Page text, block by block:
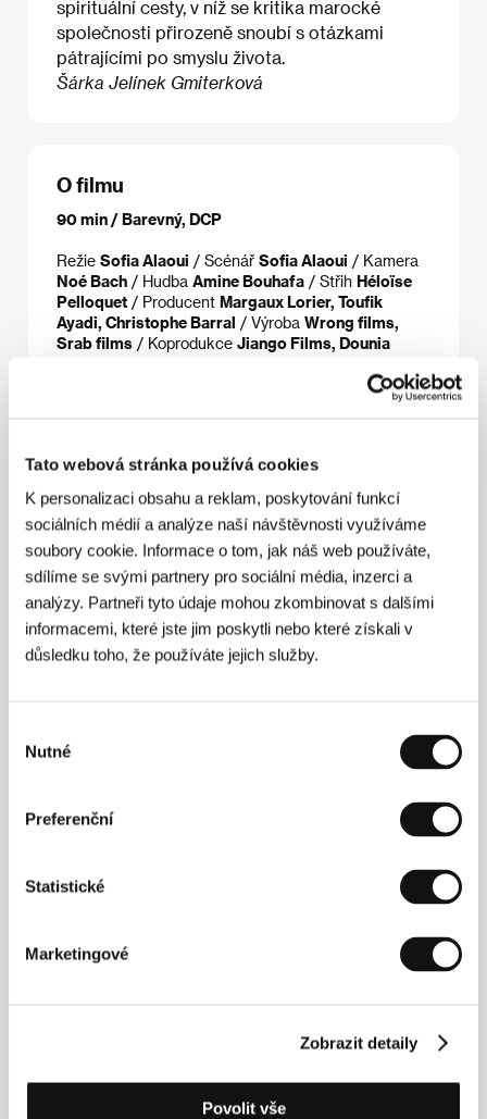
Tato webová stránka používá cookies
K personalizaci obsahu a reklam, poskytování funkcí
sociálních médií a analýze naší návštěvnosti využíváme
soubory cookie. Informace o tom, jak náš web používáte,
sdílíme se svými partnery pro sociální média, inzerci a
analýzy. Partneři tyto údaje mohou zkombinovat s dalšími
informacemi, které jste jim poskytli nebo které získali v
důsledku toho, že používáte jejich služby.
souhlasu
Nutné
Preferenční
Statistické
Marketingové
Zobrazit detaily
Povolit vše
spirituální cesty, v níž se kritika marocké
společnosti přirozeně snoubí s otázkami
pátrajícími po smyslu života.
Šárka Jelínek Gmiterková
O filmu
90 min / Barevný, DCP
Režie Sofia Alaoui / Scénář Sofia Alaoui / Kamera
Noé Bach / Hudba Amine Bouhafa / Střih Héloïse
Pelloquet / Producent Margaux Lorier, Toufik
Ayadi, Christophe Barral / Výroba Wrong films,
Srab films / Koprodukce Jiango Films, Dounia
filmografie:
2020,
Kontakty
5 rue de Charonne, 750 11, Paris
Francie